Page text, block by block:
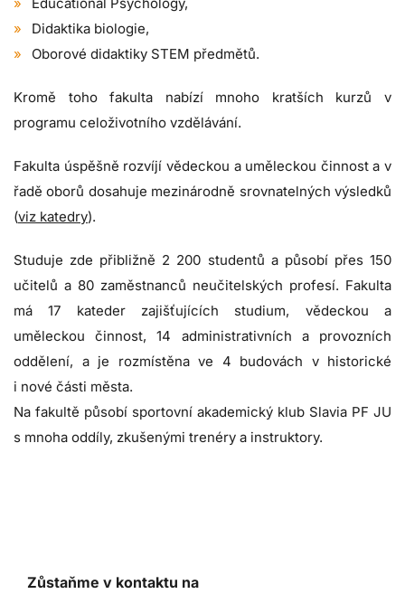
Didaktika biologie,
Oborové didaktiky STEM předmětů.
Kromě toho fakulta nabízí mnoho kratších kurzů v
programu celoživotního vzdělávání.
Fakulta úspěšně rozvíjí vědeckou a uměleckou činnost a v
řadě oborů dosahuje mezinárodně srovnatelných výsledků
(viz katedry).
Studuje zde přibližně 2 200 studentů a působí přes 150
učitelů a 80 zaměstnanců neučitelských profesí. Fakulta
má 17 kateder zajišťujících studium, vědeckou a
uměleckou činnost, 14 administrativních a provozních
oddělení, a je rozmístěna ve 4 budovách v historické
i nové části města.
Na fakultě působí sportovní akademický klub Slavia PF JU
s mnoha oddíly, zkušenými trenéry a instruktory.
Zůstaňme v kontaktu na